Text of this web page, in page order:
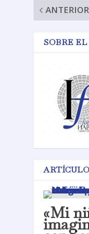
ANTERIOR
SOBRE
«Mi